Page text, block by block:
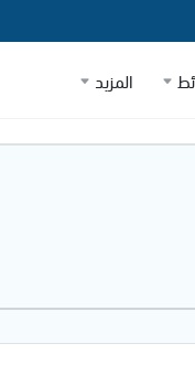
المزيد